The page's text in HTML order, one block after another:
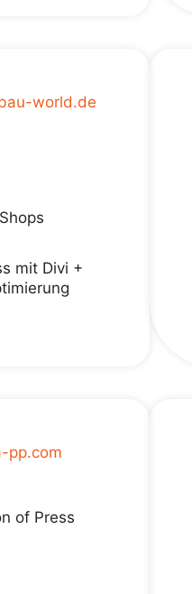
mit Divi +
of Press